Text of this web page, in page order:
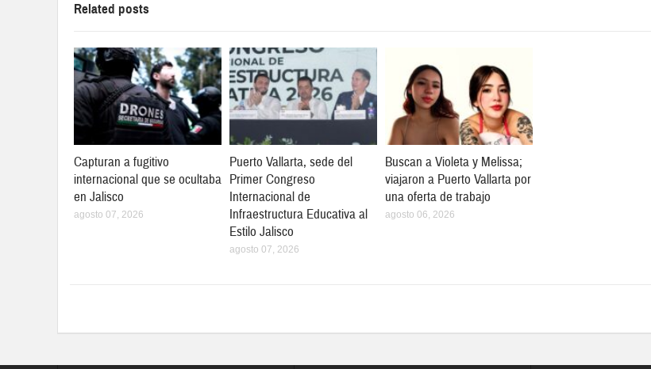
Related posts
Capturan a fugitivo
internacional que se ocultaba
en Jalisco
agosto 07, 2026
Puerto Vallarta, sede del
Primer Congreso
Internacional de
Infraestructura Educativa al
Estilo Jalisco
agosto 07, 2026
Buscan a Violeta y Melissa;
viajaron a Puerto Vallarta por
una oferta de trabajo
agosto 06, 2026